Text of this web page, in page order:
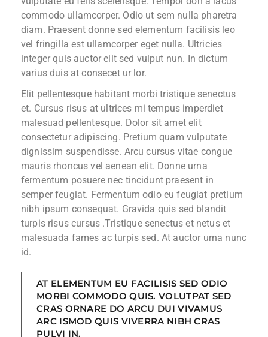
commodo ullamcorper. Odio ut sem nulla pharetra
diam. Praesent donne sed elementum facilisis leo
vel fringilla est ullamcorper eget nulla. Ultricies
integer quis auctor elit sed vulput nun. In dictum
varius duis at consecet ur lor.
Elit pellentesque habitant morbi tristique senectus
et. Cursus risus at ultrices mi tempus imperdiet
malesuad pellentesque. Dolor sit amet elit
consectetur adipiscing. Pretium quam vulputate
dignissim suspendisse. Arcu cursus vitae congue
mauris rhoncus vel aenean elit. Donne urna
fermentum posuere nec tincidunt praesent in
semper feugiat. Fermentum odio eu feugiat pretium
nibh ipsum consequat. Gravida quis sed blandit
turpis risus cursus .Tristique senectus et netus et
malesuada fames ac turpis sed. At auctor urna nunc
id.
AT ELEMENTUM EU FACILISIS SED ODIO
MORBI COMMODO QUIS. VOLUTPAT SED
CRAS ORNARE DO ARCU DUI VIVAMUS
ARC ISMOD QUIS VIVERRA NIBH CRAS
PULVI IN.